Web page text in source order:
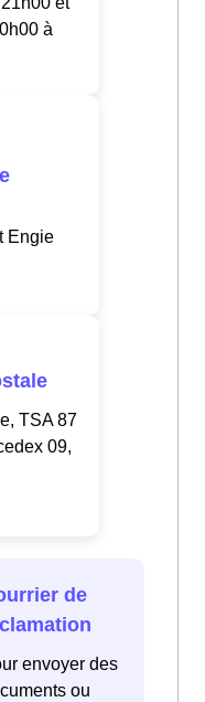
à
Engie
TSA 87
09,
de
envoyer des
ou